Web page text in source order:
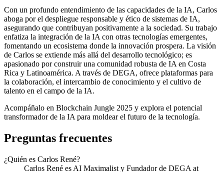
Con un profundo entendimiento de las capacidades de la IA, Carlos
aboga por el despliegue responsable y ético de sistemas de IA,
asegurando que contribuyan positivamente a la sociedad. Su trabajo
enfatiza la integración de la IA con otras tecnologías emergentes,
fomentando un ecosistema donde la innovación prospera. La visión
de Carlos se extiende más allá del desarrollo tecnológico; es
apasionado por construir una comunidad robusta de IA en Costa
Rica y Latinoamérica. A través de DEGA, ofrece plataformas para
la colaboración, el intercambio de conocimiento y el cultivo de
talento en el campo de la IA.
Acompáñalo en Blockchain Jungle 2025 y explora el potencial
transformador de la IA para moldear el futuro de la tecnología.
Preguntas frecuentes
¿Quién es Carlos René?
Carlos René es AI Maximalist y Fundador de DEGA at